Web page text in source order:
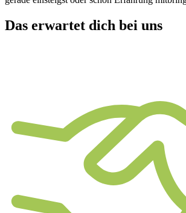
Das erwartet dich bei uns